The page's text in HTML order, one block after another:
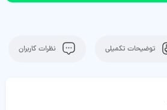
توضیحات تکمیلی نظرات کاربران